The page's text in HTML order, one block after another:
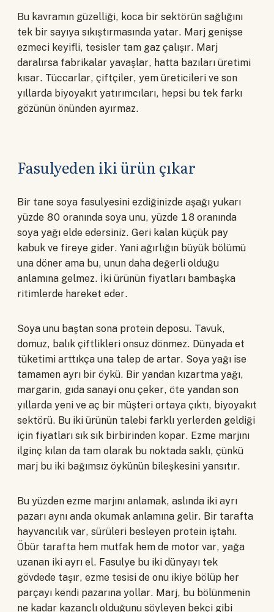
Bu kavramın güzelliği, koca bir sektörün sağlığını
tek bir sayıya sıkıştırmasında yatar. Marj genişse
ezmeci keyifli, tesisler tam gaz çalışır. Marj
daralırsa fabrikalar yavaşlar, hatta bazıları üretimi
kısar. Tüccarlar, çiftçiler, yem üreticileri ve son
yıllarda biyoyakıt yatırımcıları, hepsi bu tek farkı
gözünün önünden ayırmaz.
Fasulyeden iki ürün çıkar
Bir tane soya fasulyesini ezdiğinizde aşağı yukarı
yüzde 80 oranında soya unu, yüzde 18 oranında
soya yağı elde edersiniz. Geri kalan küçük pay
kabuk ve fireye gider. Yani ağırlığın büyük bölümü
una döner ama bu, unun daha değerli olduğu
anlamına gelmez. İki ürünün fiyatları bambaşka
ritimlerde hareket eder.
Soya unu baştan sona protein deposu. Tavuk,
domuz, balık çiftlikleri onsuz dönmez. Dünyada et
tüketimi arttıkça una talep de artar. Soya yağı ise
tamamen ayrı bir öykü. Bir yandan kızartma yağı,
margarin, gıda sanayi onu çeker, öte yandan son
yıllarda yeni ve aç bir müşteri ortaya çıktı, biyoyakıt
sektörü. Bu iki ürünün talebi farklı yerlerden geldiği
için fiyatları sık sık birbirinden kopar. Ezme marjını
ilginç kılan da tam olarak bu noktada saklı, çünkü
marj bu iki bağımsız öykünün bileşkesini yansıtır.
Bu yüzden ezme marjını anlamak, aslında iki ayrı
pazarı aynı anda okumak anlamına gelir. Bir tarafta
hayvancılık var, sürüleri besleyen protein iştahı.
Öbür tarafta hem mutfak hem de motor var, yağa
uzanan iki ayrı el. Fasulye bu iki dünyayı tek
gövdede taşır, ezme tesisi de onu ikiye bölüp her
parçayı kendi pazarına yollar. Marj, bu bölünmenin
ne kadar kazançlı olduğunu söyleyen bekçi gibi